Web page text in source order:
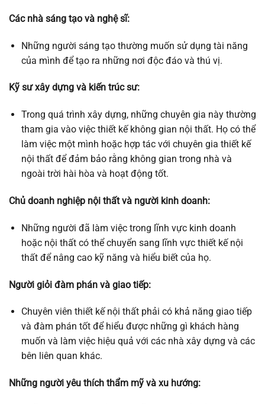
Các nhà sáng tạo và nghệ sĩ:
Những người sáng tạo thường muốn sử dụng tài năng
của mình để tạo ra những nơi độc đáo và thú vị.
Kỹ sư xây dựng và kiến trúc sư:
Trong quá trình xây dựng, những chuyên gia này thường
tham gia vào việc thiết kế không gian nội thất. Họ có thể
làm việc một mình hoặc hợp tác với chuyên gia thiết kế
nội thất để đảm bảo rằng không gian trong nhà và
ngoài trời hài hòa và hoạt động tốt.
Chủ doanh nghiệp nội thất và người kinh doanh:
Những người đã làm việc trong lĩnh vực kinh doanh
hoặc nội thất có thể chuyển sang lĩnh vực thiết kế nội
thất để nâng cao kỹ năng và hiểu biết của họ.
Người giỏi đàm phán và giao tiếp:
Chuyên viên thiết kế nội thất phải có khả năng giao tiếp
và đàm phán tốt để hiểu được những gì khách hàng
muốn và làm việc hiệu quả với các nhà xây dựng và các
bên liên quan khác.
Những người yêu thích thẩm mỹ và xu hướng: